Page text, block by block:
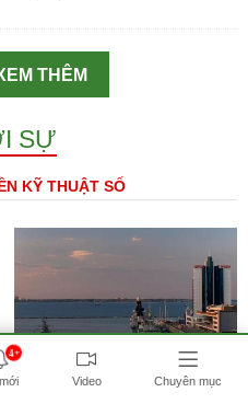
THÊM
SỰ
KỸ THUẬT SỐ
NATO hầu như ngừng vận
4+
Video Chuyên mục